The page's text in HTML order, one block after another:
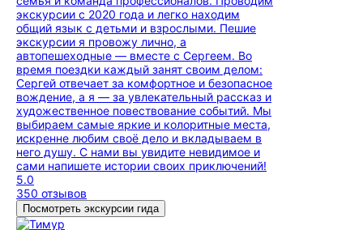
экскурсии с 2020 года и легко находим
общий язык с детьми и взрослыми. Пешие
экскурсии я провожу лично, а
автопешеходные — вместе с Сергеем. Во
время поездки каждый занят своим делом:
Сергей отвечает за комфортное и безопасное
вождение, а я — за увлекательный рассказ и
художественное повествование событий. Мы
выбираем самые яркие и колоритные места,
искренне любим своё дело и вкладываем в
него душу. С нами вы увидите невидимое и
сами напишете истории своих приключений!
5.0
350 отзывов
Посмотреть экскурсии гида